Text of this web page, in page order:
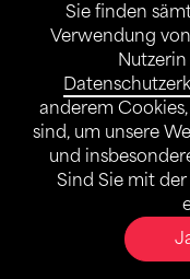
Sie finden
Verwendung
anderem
sind, um unsere
und
Sind Sie mit